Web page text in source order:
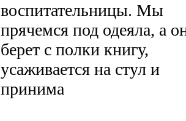
воспитательницы. Мы
прячемся под одеяла, а
берет с полки книгу,
усаживается на стул и
принима